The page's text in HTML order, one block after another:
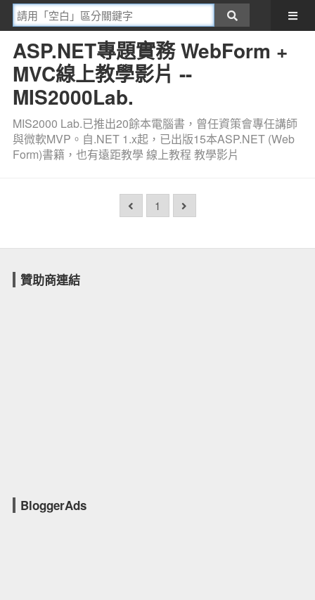
ASP.NET專題實務 WebForm +
MVC線上教學影片 --
MIS2000Lab.
MIS2000 Lab.已推出20餘本電腦書，曾任資策會專任講師
與微軟MVP。自.NET 1.x起，已出版15本ASP.NET (Web
Form)書籍，也有遠距教學 線上教程 教學影片
1
贊助商連結
BloggerAds